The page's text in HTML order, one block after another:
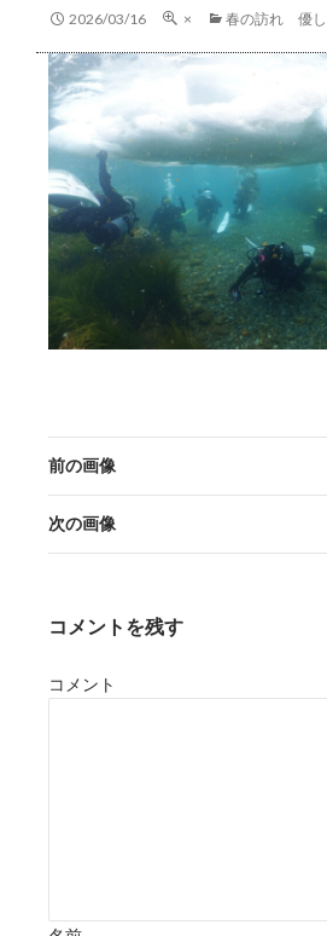
2026/03/16 × 春の訪れ 優し
前の画像
次の画像
コメントを残す
コメント